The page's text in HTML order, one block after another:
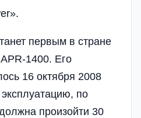
первым в стране
1400. Его
16 октября 2008
по
произойти 30